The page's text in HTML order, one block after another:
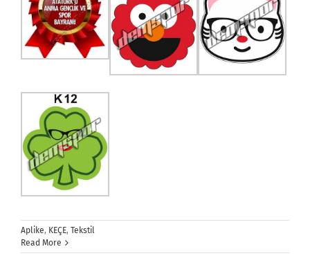
Aplike, KEÇE, Tekstil
Read More